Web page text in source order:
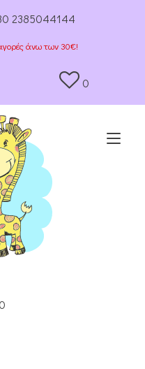
2385044144
άνω των 30€!
0
0